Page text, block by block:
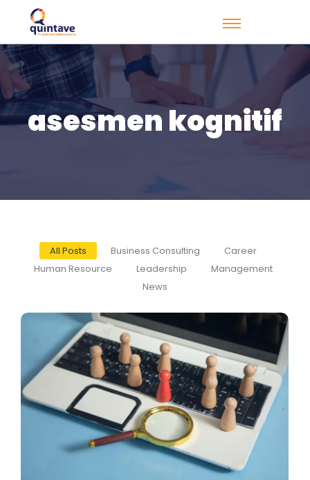
asesmen kognitif
All Posts Business Consulting
Career
Human Resource
Leadership
Management
News